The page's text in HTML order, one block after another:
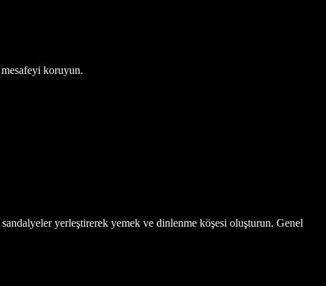
koruyun.
yerleştirerek yemek ve dinlenme köşesi oluşturun. Genel